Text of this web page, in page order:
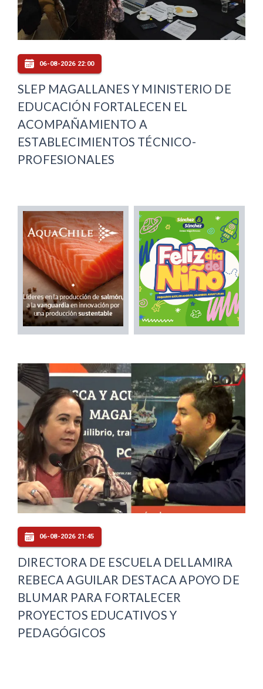
06-08-2026 22:00
SLEP MAGALLANES Y MINISTERIO DE
EDUCACIÓN FORTALECEN EL
ACOMPAÑAMIENTO A
ESTABLECIMIENTOS TÉCNICO-
PROFESIONALES
06-08-2026 21:45
DIRECTORA DE ESCUELA DELLAMIRA
REBECA AGUILAR DESTACA APOYO DE
BLUMAR PARA FORTALECER
PROYECTOS EDUCATIVOS Y
PEDAGÓGICOS